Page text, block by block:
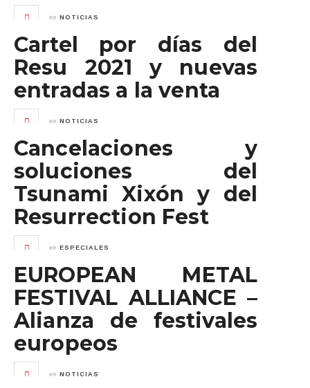
en NOTICIAS
Cartel por días del
Resu 2021 y nuevas
entradas a la venta
en NOTICIAS
Cancelaciones y
soluciones del
Tsunami Xixón y del
Resurrection Fest
en ESPECIALES
EUROPEAN METAL
FESTIVAL ALLIANCE –
Alianza de festivales
europeos
en NOTICIAS